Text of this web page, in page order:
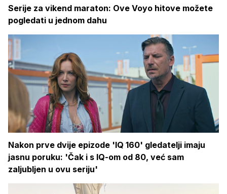
Serije za vikend maraton: Ove Voyo hitove možete
pogledati u jednom dahu
Nakon prve dvije epizode 'IQ 160' gledatelji imaju
jasnu poruku: 'Čak i s IQ-om od 80, već sam
zaljubljen u ovu seriju'